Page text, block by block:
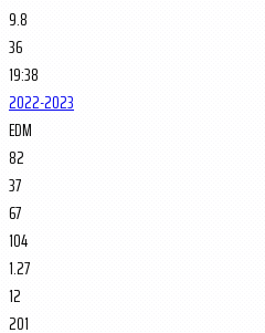
9.8
36
19:38
2022-2023
EDM
82
37
67
104
1.27
12
201